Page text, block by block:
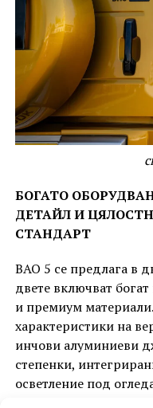
БОГАТО
ДЕТАЙЛ И
СТАНДАРТ
BAO 5 се предлага в
двете включват
и премиум
характеристики на
инчови алуминиеви
степенки,
осветление под